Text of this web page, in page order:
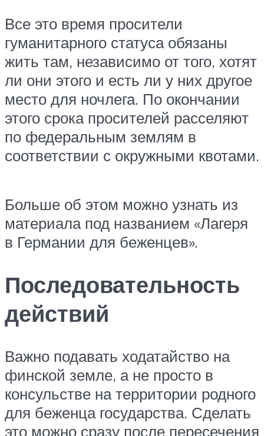
Все это время просители
гуманитарного статуса обязаны
жить там, независимо от того, хотят
ли они этого и есть ли у них другое
место для ночлега. По окончании
этого срока просителей расселяют
по федеральным землям в
соответствии с окружными квотами.
Больше об этом можно узнать из
материала под названием «Лагеря
в Германии для беженцев».
Последовательность
действий
Важно подавать ходатайство на
финской земле, а не просто в
консульстве на территории родного
для беженца государства. Сделать
это можно сразу после пересечения